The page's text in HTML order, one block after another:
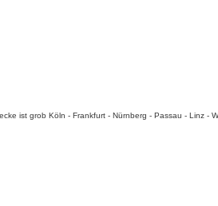
ist grob Köln - Frankfurt - Nürnberg - Passau - Linz -